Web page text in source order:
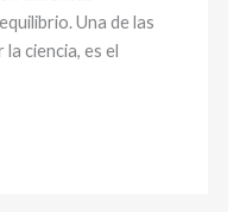
equilibrio. Una de las
la ciencia, es el